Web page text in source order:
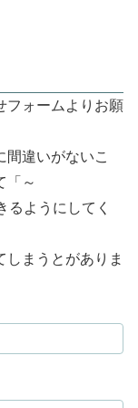
フォームよりお願
違いがないこ
「～
るようにしてく
まうとがありま